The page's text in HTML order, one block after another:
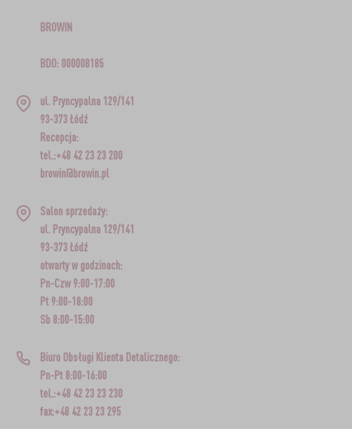
BROWIN
BDO: 000008185
ul. Pryncypalna 129/141
93-373 Łódź
Recepcja:
tel.:+48 42 23 23 200
browin@browin.pl
Salon sprzedaży:
ul. Pryncypalna 129/141
93-373 Łódź
otwarty w godzinach:
Pn-Czw 9:00-17:00
Pt 9:00-18:00
Sb 8:00-15:00
Biuro Obsługi Klienta Detalicznego:
Pn-Pt 8:00-16:00
tel.:+48 42 23 23 230
fax:+48 42 23 23 295